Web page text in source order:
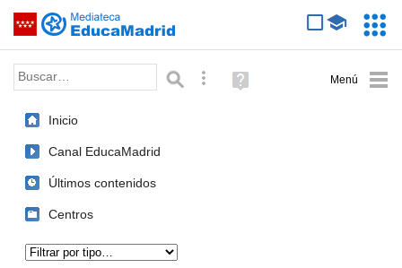
Saltar navegación
Palabra o frase: Búsqueda avanzada
Ayuda
(en
Inicio
Canal EducaMadrid
Últimos contenidos
Centros